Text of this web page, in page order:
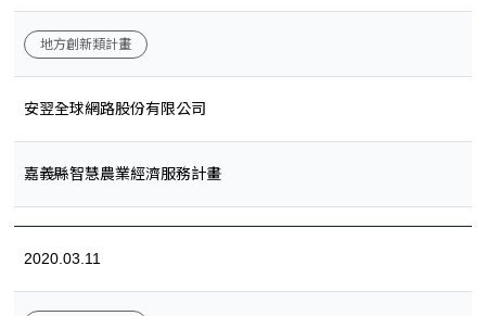
地方創新類計畫
安翌全球網路股份有限公司
嘉義縣智慧農業經濟服務計畫
2020.03.11